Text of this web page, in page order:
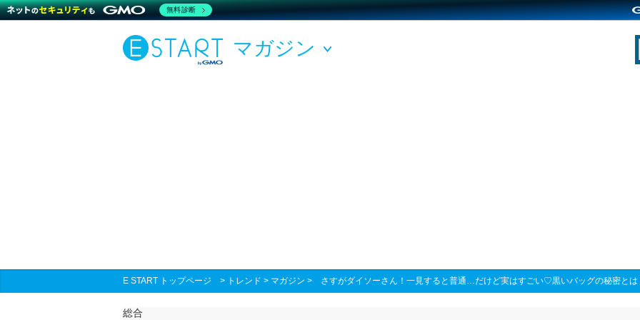
マガジン
E START トップページ > トレンド > マガジン > さすがダイソーさん！一見すると普通…だけど実はすごい♡黒いバッグの秘密とは
総合
無料診断